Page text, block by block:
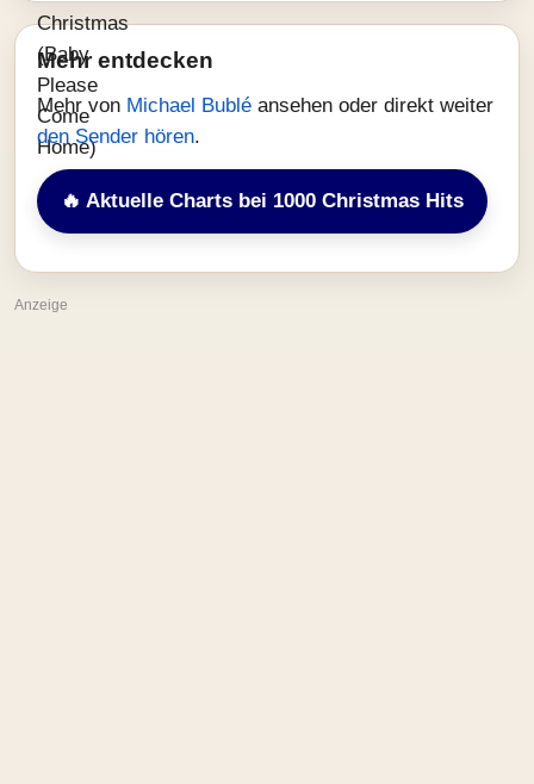
Mehr entdecken
Mehr von Michael Bublé ansehen oder direkt weiter
den Sender hören.
🔥 Aktuelle Charts bei 1000 Christmas Hits
Anzeige